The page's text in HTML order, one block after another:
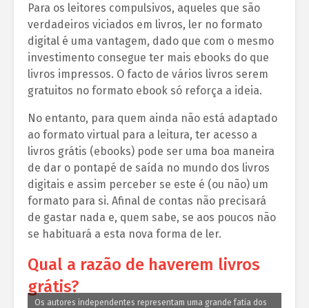
Para os leitores compulsivos, aqueles que são
verdadeiros viciados em livros, ler no formato
digital é uma vantagem, dado que com o mesmo
investimento consegue ter mais ebooks do que
livros impressos. O facto de vários livros serem
gratuitos no formato ebook só reforça a ideia.
No entanto, para quem ainda não está adaptado
ao formato virtual para a leitura, ter acesso a
livros grátis (ebooks) pode ser uma boa maneira
de dar o pontapé de saída no mundo dos livros
digitais e assim perceber se este é (ou não) um
formato para si. Afinal de contas não precisará
de gastar nada e, quem sabe, se aos poucos não
se habituará a esta nova forma de ler.
Qual a razão de haverem livros
grátis?
Os autores independentes representam uma grande fatia dos